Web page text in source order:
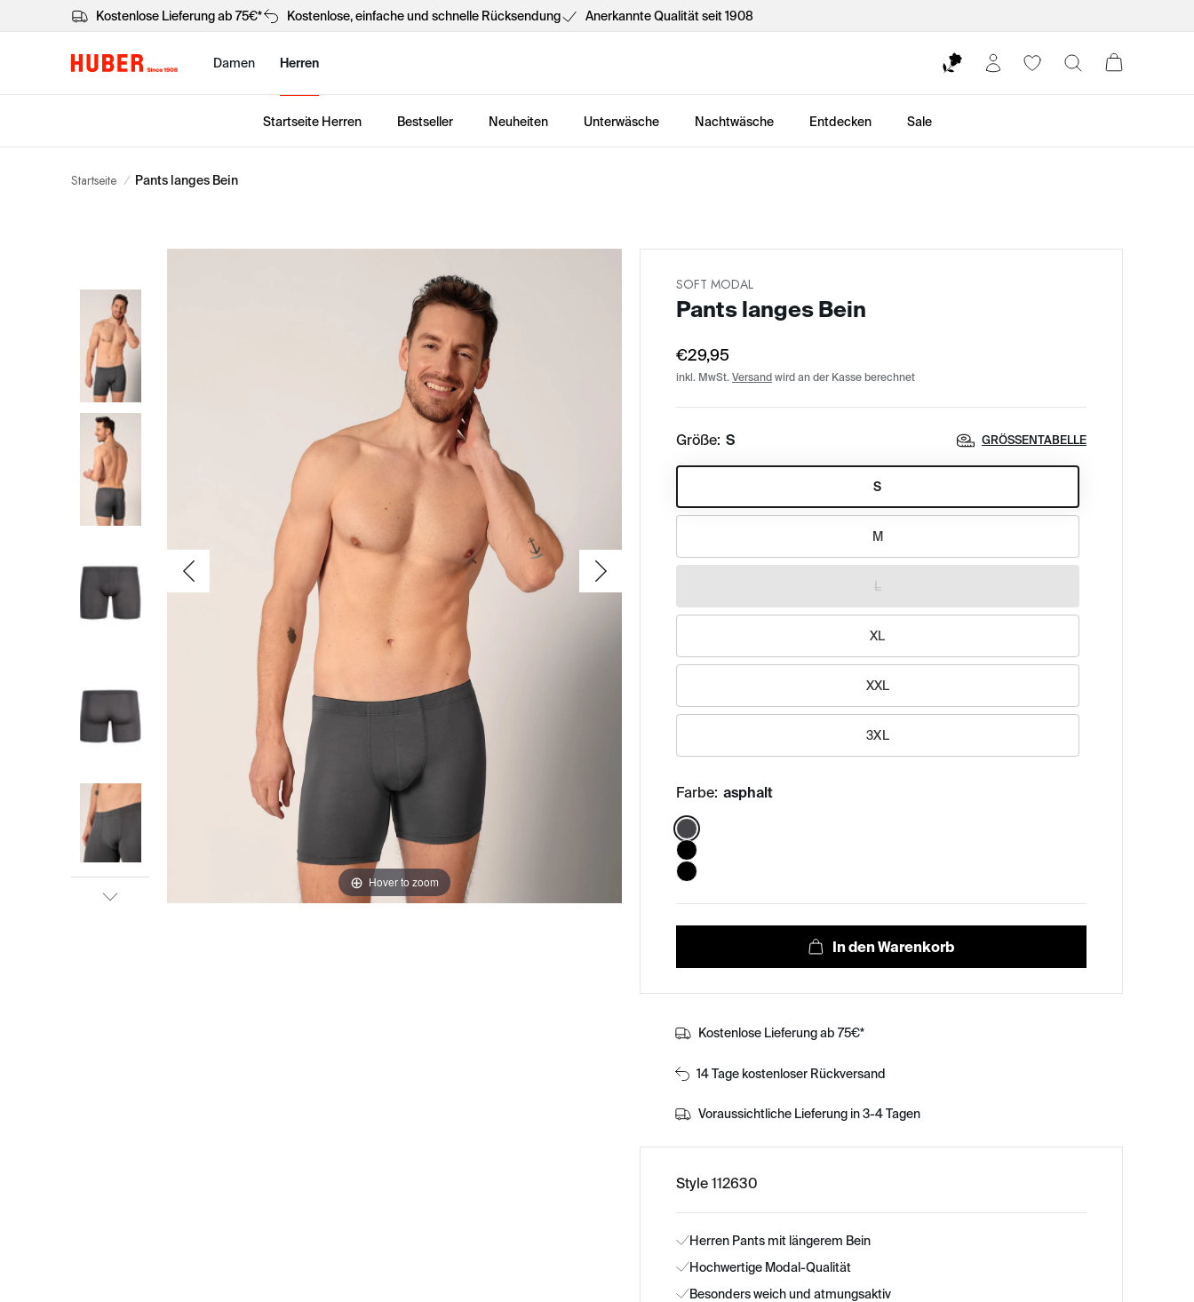
Kostenlose Lieferung ab 75€* Kostenlose, einfache und schnelle Rücksendung Anerkannte Qualität seit 1908
Damen Herren
Startseite Herren Bestseller Neuheiten Unterwäsche Nachtwäsche Entdecken Sale
Startseite / Pants langes Bein
Hover to zoom
SOFT MODAL
Pants langes Bein
€29,95
inkl. MwSt. Versand wird an der Kasse berechnet
Größe: S GRÖSSENTABELLE
S
M
L
XL
XXL
3XL
Farbe: asphalt
Color:
Kostenlose Lieferung ab 75€*
14 Tage kostenloser Rückversand
Voraussichtliche Lieferung in 3-4 Tagen
Style 112630
Herren Pants mit längerem Bein
Hochwertige Modal-Qualität
Besonders weich und atmungsaktiv